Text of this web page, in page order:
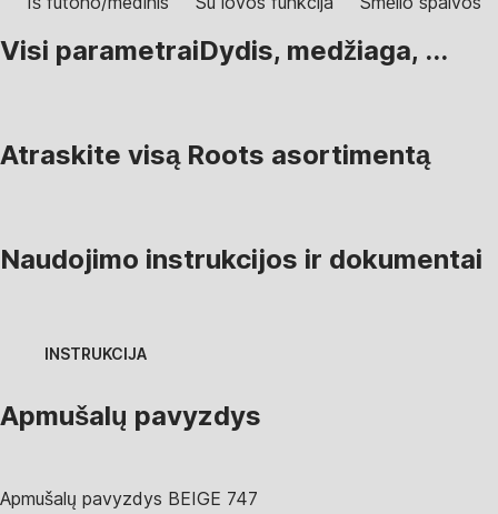
Visi parametraiDydis, medžiaga, ...
Atraskite visą Roots asortimentą
Naudojimo instrukcijos ir dokumentai
INSTRUKCIJA
Apmušalų pavyzdys
Apmušalų pavyzdys BEIGE 747